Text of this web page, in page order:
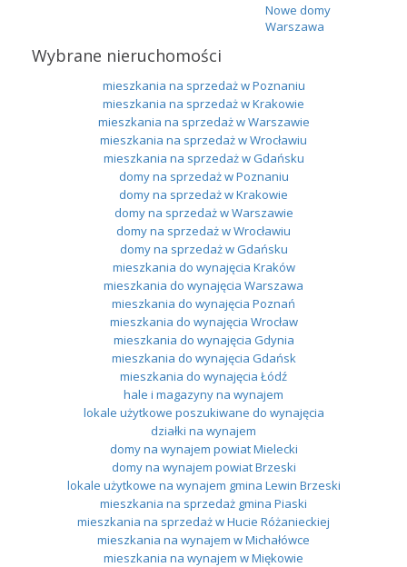
Nowe domy
Warszawa
Wybrane nieruchomości
mieszkania na sprzedaż w Poznaniu
mieszkania na sprzedaż w Krakowie
mieszkania na sprzedaż w Warszawie
mieszkania na sprzedaż w Wrocławiu
mieszkania na sprzedaż w Gdańsku
domy na sprzedaż w Poznaniu
domy na sprzedaż w Krakowie
domy na sprzedaż w Warszawie
domy na sprzedaż w Wrocławiu
domy na sprzedaż w Gdańsku
mieszkania do wynajęcia Kraków
mieszkania do wynajęcia Warszawa
mieszkania do wynajęcia Poznań
mieszkania do wynajęcia Wrocław
mieszkania do wynajęcia Gdynia
mieszkania do wynajęcia Gdańsk
mieszkania do wynajęcia Łódź
hale i magazyny na wynajem
lokale użytkowe poszukiwane do wynajęcia
działki na wynajem
domy na wynajem powiat Mielecki
domy na wynajem powiat Brzeski
lokale użytkowe na wynajem gmina Lewin Brzeski
mieszkania na sprzedaż gmina Piaski
mieszkania na sprzedaż w Hucie Różanieckiej
mieszkania na wynajem w Michałówce
mieszkania na wynajem w Miękowie